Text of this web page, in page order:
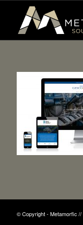
© Copyright - Metamorfic //